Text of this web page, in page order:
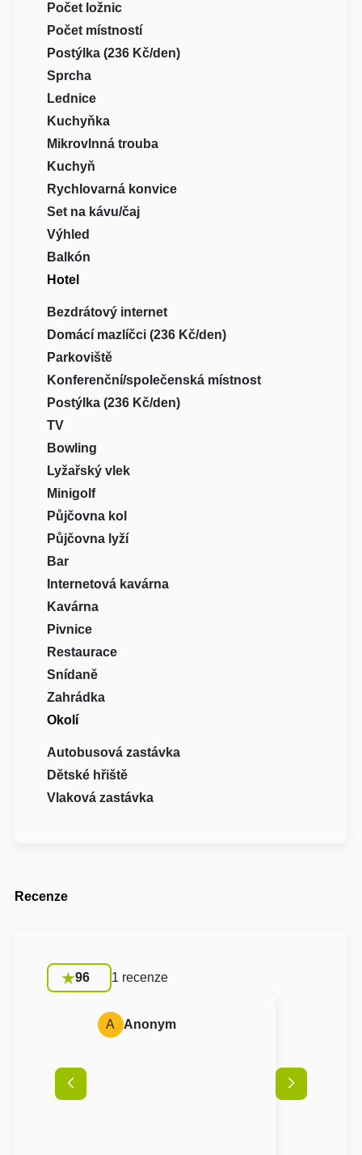
Počet ložnic
Počet místností
Postýlka (236 Kč/den)
Sprcha
Lednice
Kuchyňka
Mikrovlnná trouba
Kuchyň
Rychlovarná konvice
Set na kávu/čaj
Výhled
Balkón
Hotel
Bezdrátový internet
Domácí mazlíčci (236 Kč/den)
Parkoviště
Konferenční/společenská místnost
Postýlka (236 Kč/den)
TV
Bowling
Lyžařský vlek
Minigolf
Půjčovna kol
Půjčovna lyží
Bar
Internetová kavárna
Kavárna
Pivnice
Restaurace
Snídaně
Zahrádka
Okolí
Autobusová zastávka
Dětské hřiště
Vlaková zastávka
Recenze
96 1 recenze
A Anonym